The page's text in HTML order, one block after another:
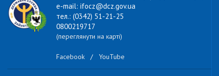
e-mail: ifocz@dcz.gov.ua
тел.: (0342) 51-21-25
0800219717
(переглянути на карті)
Facebook / YouTube